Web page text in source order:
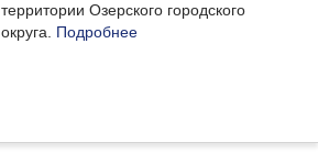
территории Озерского городского
округа. Подробнее